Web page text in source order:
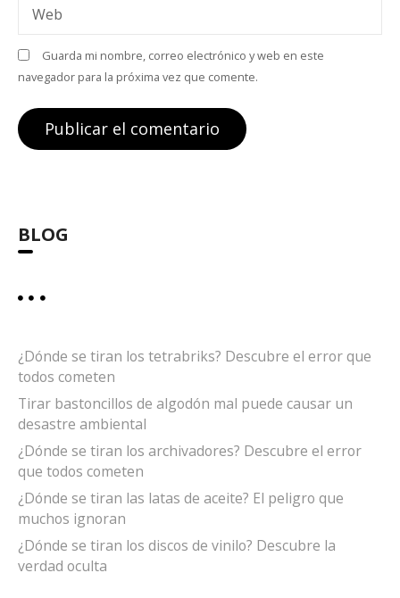
a
d
a
s
Web
Guarda mi nombre, correo electrónico y web en este
navegador para la próxima vez que comente.
BLOG
¿Dónde se tiran los tetrabriks? Descubre el error que
todos cometen
Tirar bastoncillos de algodón mal puede causar un
desastre ambiental
¿Dónde se tiran los archivadores? Descubre el error
que todos cometen
¿Dónde se tiran las latas de aceite? El peligro que
muchos ignoran
¿Dónde se tiran los discos de vinilo? Descubre la
verdad oculta